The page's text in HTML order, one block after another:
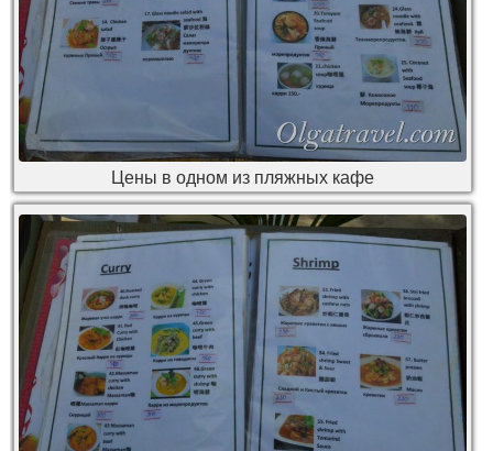
Цены в одном из пляжных кафе